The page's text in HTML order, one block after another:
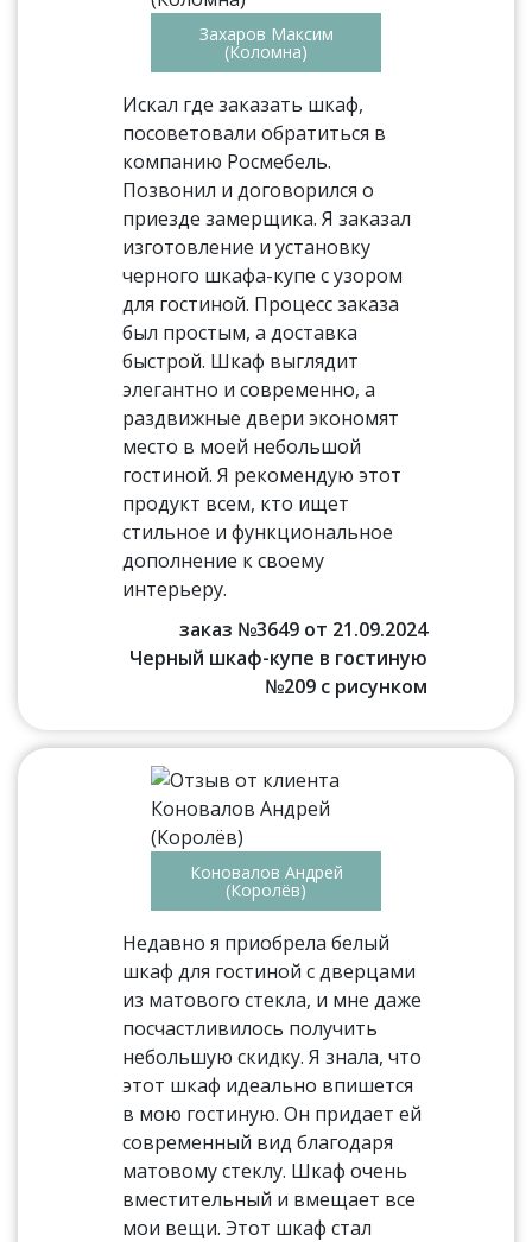
Захаров Максим
(Коломна)
Искал где заказать шкаф,
посоветовали обратиться в
компанию Росмебель.
Позвонил и договорился о
приезде замерщика. Я заказал
изготовление и установку
черного шкафа-купе с узором
для гостиной. Процесс заказа
был простым, а доставка
быстрой. Шкаф выглядит
элегантно и современно, а
раздвижные двери экономят
место в моей небольшой
гостиной. Я рекомендую этот
продукт всем, кто ищет
стильное и функциональное
дополнение к своему
интерьеру.
заказ №3649 от 21.09.2024
Черный шкаф-купе в гостиную
№209 с рисунком
Коновалов Андрей
(Королёв)
Недавно я приобрела белый
шкаф для гостиной с дверцами
из матового стекла, и мне даже
посчастливилось получить
небольшую скидку. Я знала, что
этот шкаф идеально впишется
в мою гостиную. Он придает ей
современный вид благодаря
матовому стеклу. Шкаф очень
вместительный и вмещает все
мои вещи. Этот шкаф стал